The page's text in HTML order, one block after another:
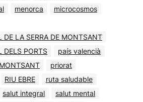
menorca
microcosmos
DE LA SERRA DE MONTSANT
DELS PORTS
país valencià
priorat
RIU EBRE
ruta saludable
salut integral
salut mental